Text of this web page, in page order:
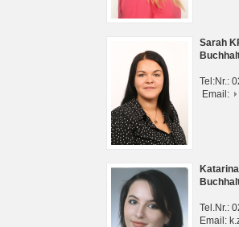
Sarah
Tel:Nr.:
Email:
Tel.Nr.:
Email: